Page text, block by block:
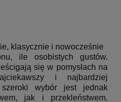
klasycznie i nowocześnie
, ile osobistych gustów.
się w pomysłach na
i najbardziej
wybór jest jednak
jak i przekleństwem.